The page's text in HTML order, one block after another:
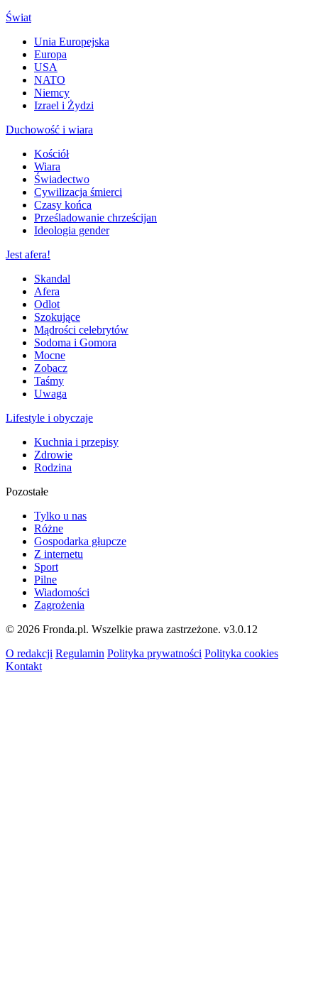
Świat
Unia Europejska
Europa
USA
NATO
Niemcy
Izrael i Żydzi
Duchowość i wiara
Kościół
Wiara
Świadectwo
Cywilizacja śmierci
Czasy końca
Prześladowanie chrześcijan
Ideologia gender
Jest afera!
Skandal
Afera
Odlot
Szokujące
Mądrości celebrytów
Sodoma i Gomora
Mocne
Zobacz
Taśmy
Uwaga
Lifestyle i obyczaje
Kuchnia i przepisy
Zdrowie
Rodzina
Pozostałe
Tylko u nas
Różne
Gospodarka głupcze
Z internetu
Sport
Pilne
Wiadomości
Zagrożenia
© 2026 Fronda.pl. Wszelkie prawa zastrzeżone. v3.0.12
O redakcji Regulamin Polityka prywatności Polityka cookies
Kontakt